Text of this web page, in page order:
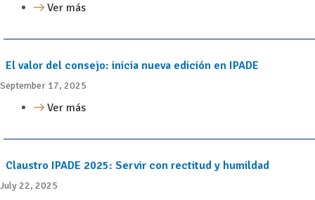
Ver más
El valor del consejo: inicia nueva edición en IPADE
September 17, 2025
Ver más
Claustro IPADE 2025: Servir con rectitud y humildad
July 22, 2025